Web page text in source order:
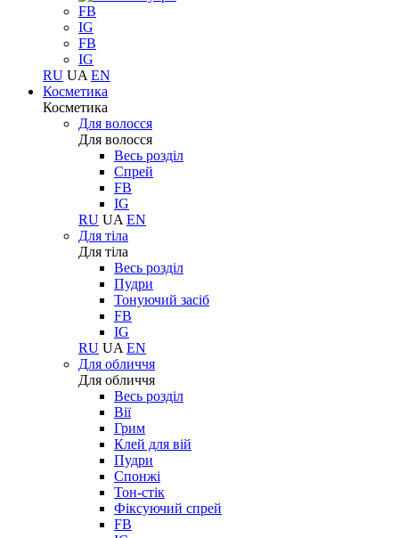
FB
IG
FB
IG
RU UA EN
Косметика
Косметика
Для волосся
Для волосся
Весь розділ
Спрей
FB
IG
RU UA EN
Для тіла
Для тіла
Весь розділ
Пудри
Тонуючий засіб
FB
IG
RU UA EN
Для обличчя
Для обличчя
Весь розділ
Вії
Грим
Клей для вій
Пудри
Спонжі
Тон-стік
Фіксуючий спрей
FB